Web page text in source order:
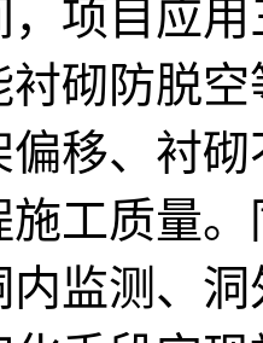
目应用
衬砌防脱
偏移、衬
工质量
内监测、